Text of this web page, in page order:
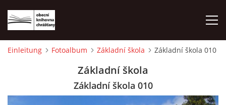
Einleitung Fotoalbum Základní škola Základní škola 010
Základní škola
Základní škola 010